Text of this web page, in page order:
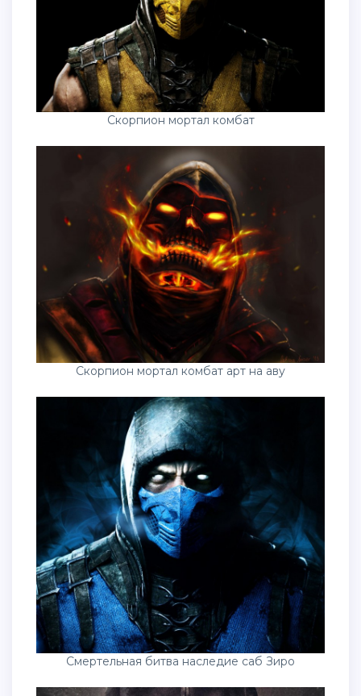
Скорпион мортал комбат
Скорпион мортал комбат арт на аву
Смертельная битва наследие саб Зиро